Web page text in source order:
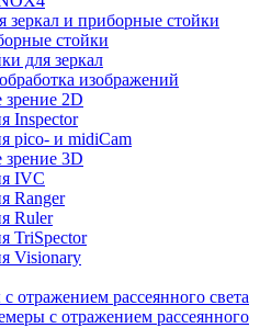
зеркал и приборные стойки
стойки
для зеркал
изображений
2D
Inspector
pico- и midiCam
3D
IVC
Ranger
Ruler
TriSpector
Visionary
отражением рассеянного света
с отражением рассеянного